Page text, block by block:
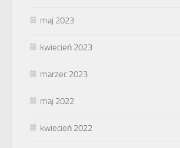
maj 2023
kwiecień 2023
marzec 2023
maj 2022
kwiecień 2022